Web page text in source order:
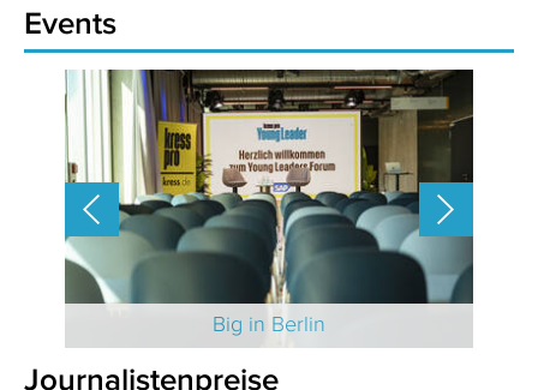
Events
Big in Berlin
Journalistenpreise